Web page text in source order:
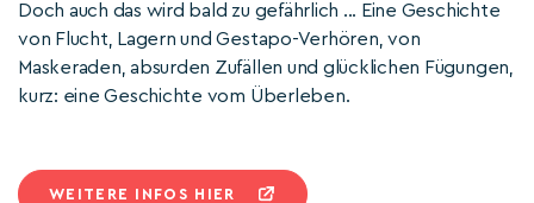
Doch auch das wird bald zu gefährlich ... Eine Geschichte
von Flucht, Lagern und Gestapo-Verhören, von
Maskeraden, absurden Zufällen und glücklichen Fügungen,
kurz: eine Geschichte vom Überleben.
WEITERE INFOS HIER